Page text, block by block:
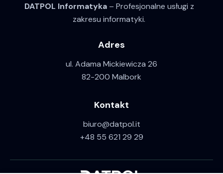
DATPOL Informatyka– Profesjonalne usługi z
zakresu informatyki.
Adres
ul. Adama Mickiewicza 26
82-200 Malbork
Kontakt
biuro@datpol.it
+48 55 621 29 29